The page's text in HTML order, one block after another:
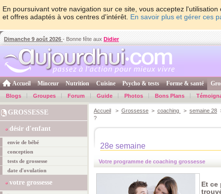
En poursuivant votre navigation sur ce site, vous acceptez
et offres adaptés à vos centres d'intérêt. En savoir plus et gérer ces
Dimanche 9 août 2026 - Bonne fête aux Didier
Accueil Minceur Nutrition Cuisine Psycho & tests Forme & santé
Blogs Groupes Forum Guide Photos Bons Plans
GROSSESSE
désir d'enfant
envie de bébé
conception
tests de grossesse
date d'ovulation
votre grossesse
Accueil > Grossesse > coaching > semaine 28
?
28e semaine
Votre programme de coaching grossesse
Et ce